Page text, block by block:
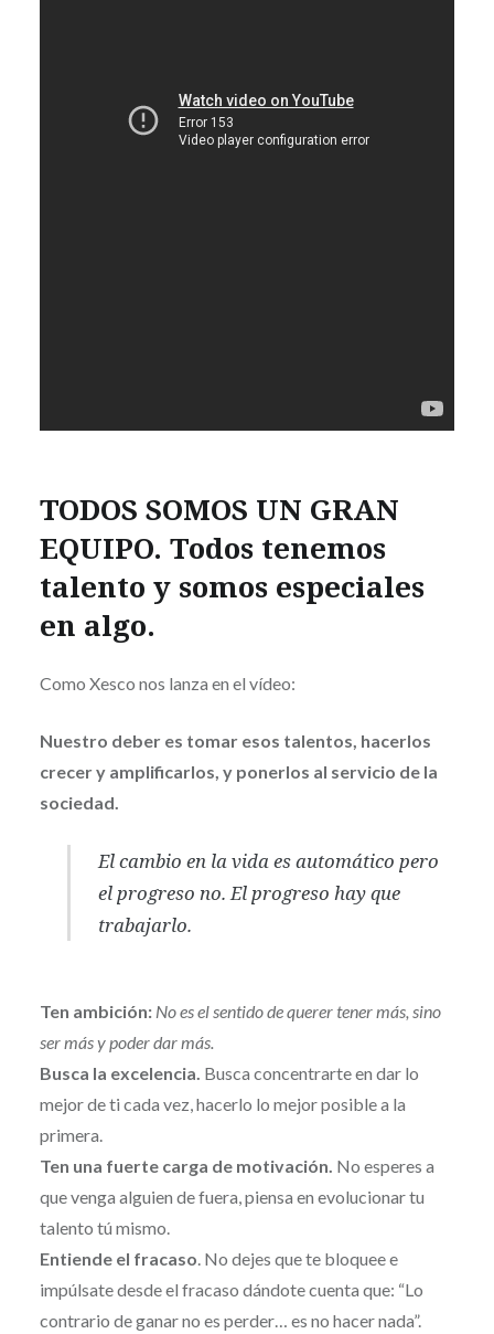
TODOS SOMOS UN GRAN
EQUIPO. Todos tenemos
talento y somos especiales
en algo.
Como Xesco nos lanza en el vídeo:
Nuestro deber es tomar esos talentos, hacerlos
crecer y amplificarlos, y ponerlos al servicio de la
sociedad.
El cambio en la vida es automático pero
el progreso no. El progreso hay que
trabajarlo.
Ten ambición: No es el sentido de querer tener más, sino
ser más y poder dar más.
Busca la excelencia. Busca concentrarte en dar lo
mejor de ti cada vez, hacerlo lo mejor posible a la
primera.
Ten una fuerte carga de motivación. No esperes a
que venga alguien de fuera, piensa en evolucionar tu
talento tú mismo.
Entiende el fracaso . No dejes que te bloquee e
impúlsate desde el fracaso dándote cuenta que: “Lo
contrario de ganar no es perder… es no hacer nada”.